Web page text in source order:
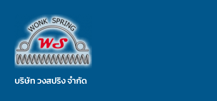
บริษัท วงสปริง จำกัด